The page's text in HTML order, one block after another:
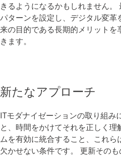
きるようになるかもしれません。
パターンを設定し、デジタル変革
来の目的である長期的メリットを
きます。
新たなアプローチ
ITモダナイゼーションの取り組み
と、時間をかけてそれを正しく
ムを有効に統合すること、これ
欠かせない条件です。 更新その